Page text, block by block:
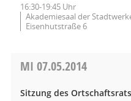
16:30-19:45 Uhr
Akademiesaal der
Eisenhutstraße 6
MI 07.05.2014
Sitzung des